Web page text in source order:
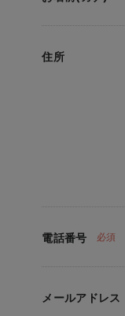
住所
電話番号 必須
メールアドレス